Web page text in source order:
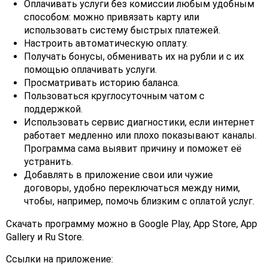
Оплачивать услуги без комиссии любым удобным
способом: можно привязать карту или
использовать систему быстрых платежей.
Настроить автоматическую оплату.
Получать бонусы, обменивать их на рубли и с их
помощью оплачивать услуги.
Просматривать историю баланса.
Пользоваться круглосуточным чатом с
поддержкой.
Использовать сервис диагностики, если интернет
работает медленно или плохо показывают каналы.
Программа сама выявит причину и поможет её
устранить.
Добавлять в приложение свои или чужие
договоры, удобно переключаться между ними,
чтобы, например, помочь близким с оплатой услуг.
Скачать программу можно в Google Play, App Store, App
Gallery и Ru Store.
Ссылки на приложение: